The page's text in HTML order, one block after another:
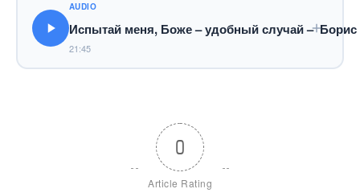
AUDIO
Испытай меня, Боже – удобный случай –
21:45
0
Article Rating